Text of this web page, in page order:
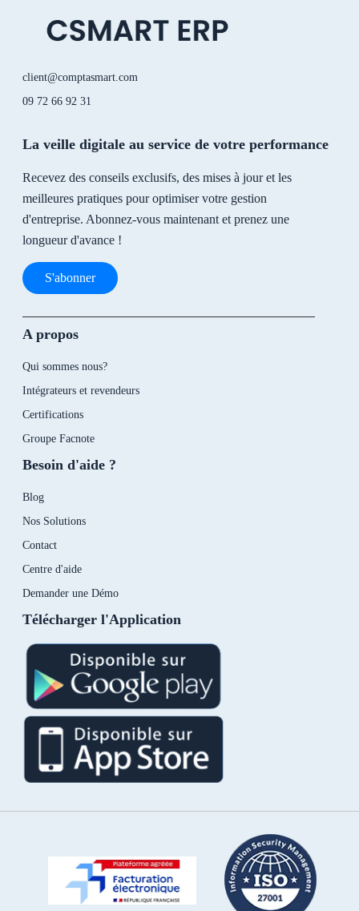
n
client@comptasmart.com
09 72 66 92 31
La veille digitale au service de votre performance
Recevez des conseils exclusifs, des mises à jour et les
meilleures pratiques pour optimiser votre gestion
d'entreprise. Abonnez-vous maintenant et prenez une
longueur d'avance !
S'abonner
A propos
Qui sommes nous?
Intégrateurs et revendeurs
Certifications
Groupe Facnote
Besoin d'aide ?
Blog
Nos Solutions
Contact
Centre d'aide
Demander une Démo
Télécharger l'Application